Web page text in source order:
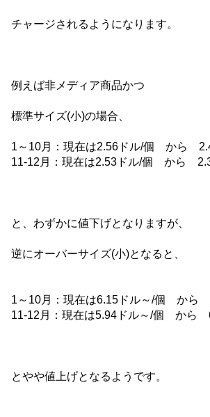
チャージされるようになります。
例えば非メディア商品かつ
標準サイズ(小)の場合、
1～10月：現在は2.56ドル/個 から
11-12月：現在は2.53ドル/個 から
と、わずかに値下げとなりますが、
逆にオーバーサイズ(小)となると、
1～10月：現在は6.15ドル～/個 から
11-12月：現在は5.94ドル～/個 から
とやや値上げとなるようです。